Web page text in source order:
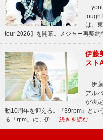
tough
は、
tour 2026】を開幕。メジャー再契
伊藤
スト
伊藤
アル
が決
動10周年を迎える。『39rpm』とい
る「rpm」に、伊 … 続きを読む